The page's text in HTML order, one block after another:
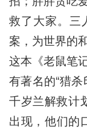
救了大家。三
案，为世界的
这本《老鼠笔
有著名的“猎杀
千岁兰解救计
出现，他们